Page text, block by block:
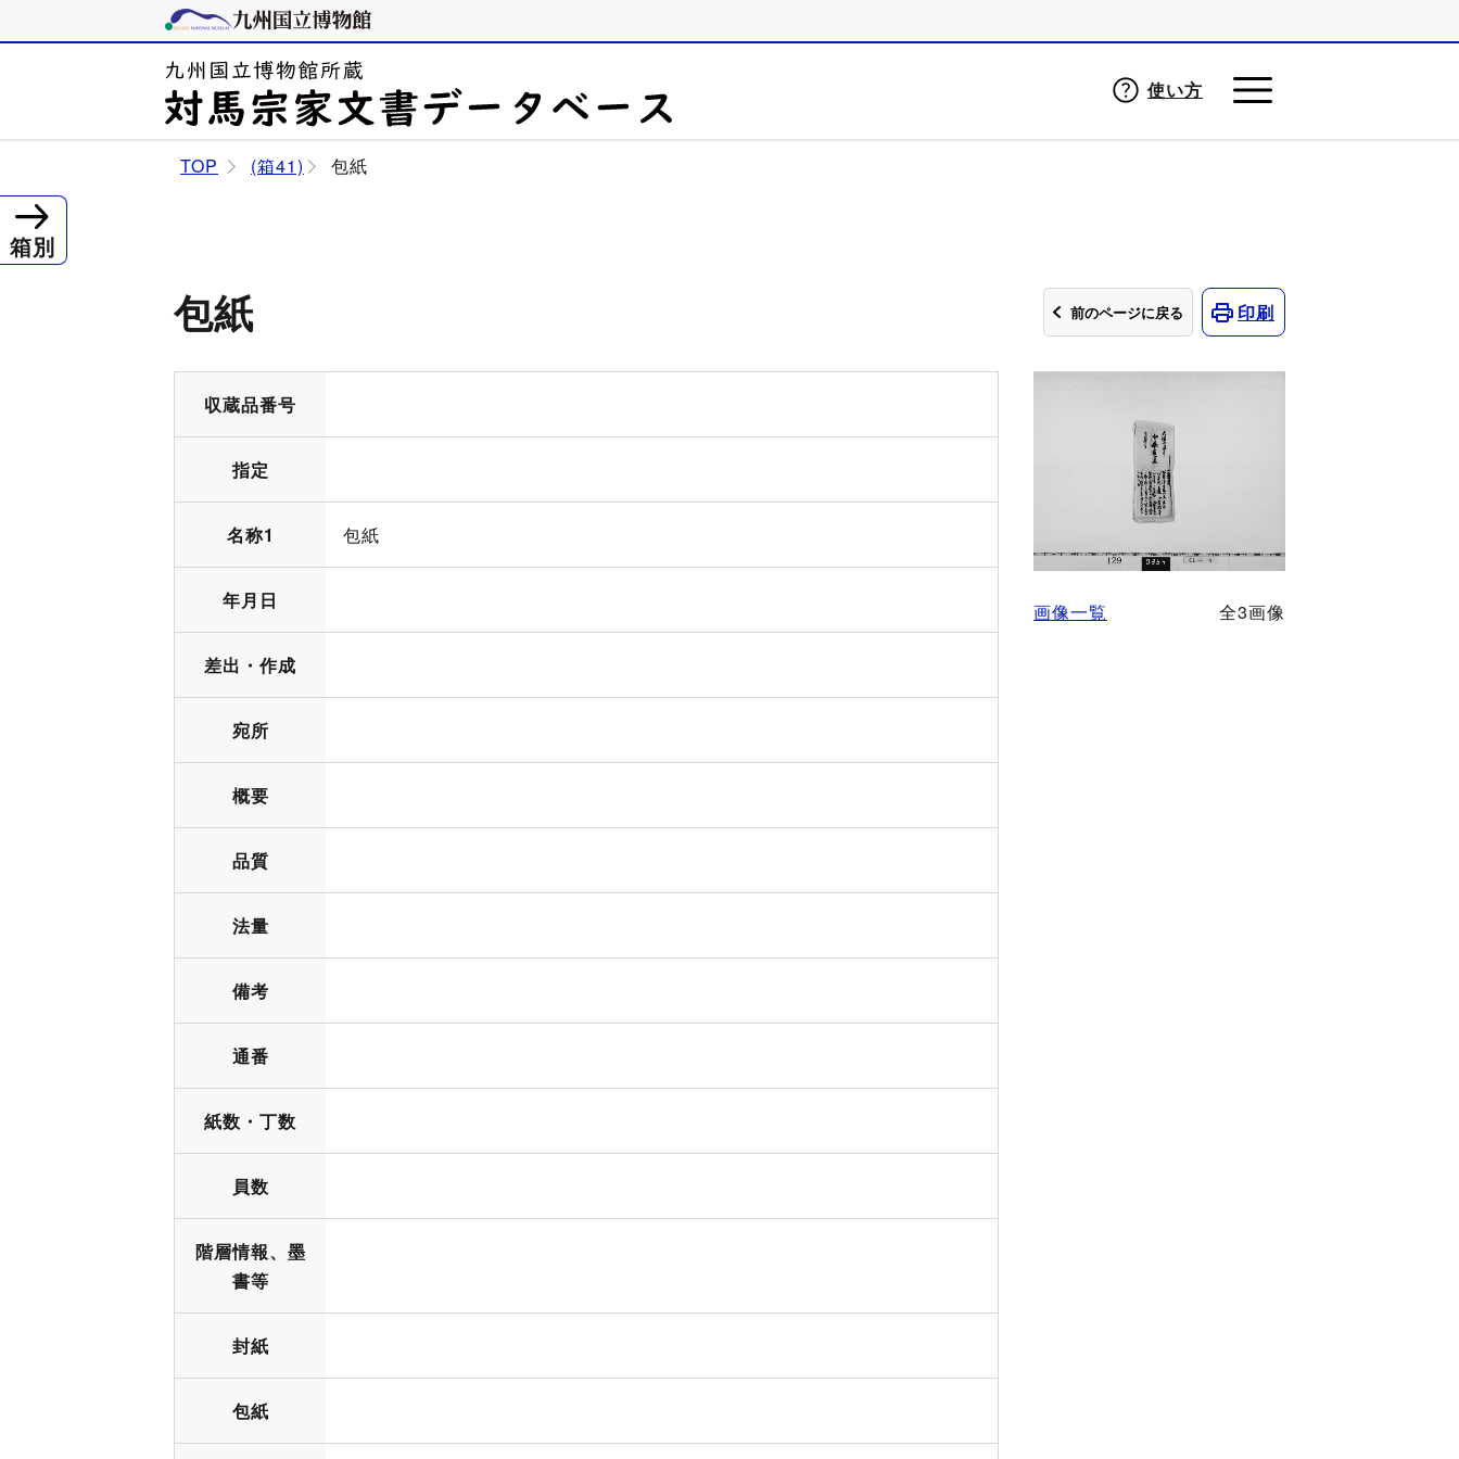
使い方
TOP (箱41) 包紙
前のページに戻る
包紙 印刷
画像一覧 全3画像
収蔵品番号
指定
名称1 包紙
年月日
差出・作成
宛所
概要
品質
法量
備考
通番
紙数・丁数
員数
階層情報、墨
書等
封紙
包紙
箱別